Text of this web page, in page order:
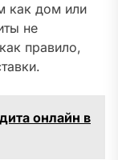
как дом или
не
правило,
онлайн в